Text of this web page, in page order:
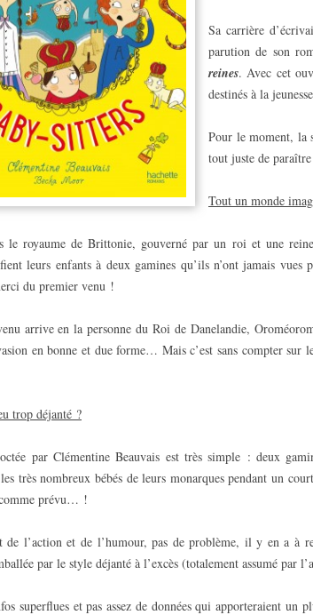
Sa carrière
parution de son
reines. Avec cet
destinés à la
Pour le moment, la
tout juste de
Tout un monde
le royaume de Brittonie, gouverné par un roi et une
leurs enfants à deux gamines qu’ils n’ont jamais
du premier venu !
arrive en la personne du Roi de Danelandie,
en bonne et due forme… Mais c’est sans compter sur
trop déjanté ?
par Clémentine Beauvais est très simple : deux
très nombreux bébés de leurs monarques pendant un
prévu… !
de l’action et de l’humour, pas de problème, il y en a à
par le style déjanté à l’excès (totalement assumé par
superflues et pas assez de données qui apporteraient un